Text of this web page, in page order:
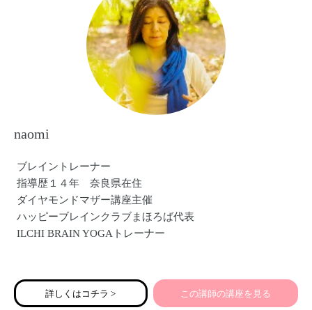
naomi
ブレイントレーナー
指導歴１４年 奈良県在住
ダイヤモンドマザー講座主催
ハッピーブレインクラブまほろば代表
ILCHI BRAIN YOGAトレーナー
グローバルサイバー大学 脳教育瞑想 ストレス管理とセル
フエンパワメント講座修了
詳しくはコチラ > この講師の講座を見る